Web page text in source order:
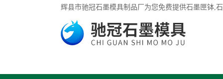
辉县市驰冠石墨模具制品厂为您免费提供石墨匣钵,